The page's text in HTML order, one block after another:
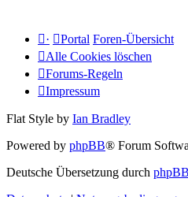
· Portal Foren-Übersicht
Alle Cookies löschen
Forums-Regeln
Impressum
Flat Style by Ian Bradley
Powered by phpBB® Forum
Deutsche Übersetzung durch